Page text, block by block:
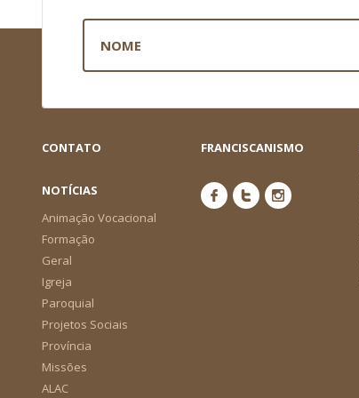
CONTATO FRANCISCANISMO
NOTÍCIAS
Animação Vocacional
Formação
Geral
Igreja
Paroquial
Projetos Sociais
Província
Missões
ALAC